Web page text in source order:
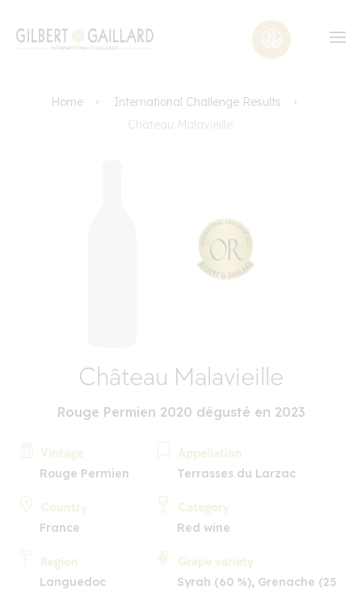
Home
International Challenge Results
Château Malavieille
Château Malavieille
Rouge Permien 2020 dégusté en 2023
Vintage
Rouge Permien
Country
France
Region
Languedoc
Appellation
Terrasses du Larzac
Category
Red wine
Grape variety
Syrah (60 %), Grenache (25